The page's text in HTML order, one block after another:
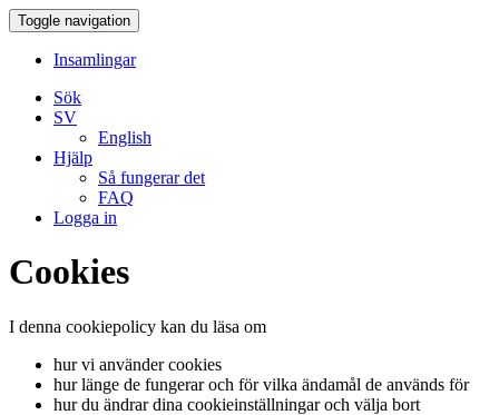
Toggle navigation
Insamlingar
Sök
SV
English
Hjälp
Så fungerar det
FAQ
Logga in
Cookies
I denna cookiepolicy kan du läsa om
hur vi använder cookies
hur länge de fungerar och för vilka ändamål de används för
hur du ändrar dina cookieinställningar och välja bort